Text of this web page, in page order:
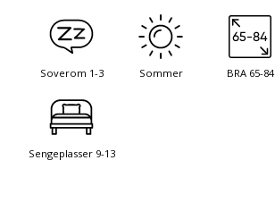
Soverom 1-3 Sommer BRA 65-84
Sengeplasser 9-13